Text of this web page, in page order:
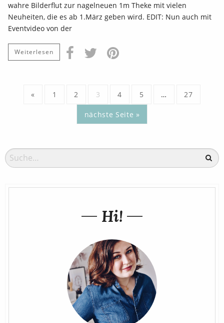
wahre Bilderflut zur nagelneuen 1m Theke mit vielen
Neuheiten, die es ab 1.März geben wird. EDIT: Nun auch mit
Eventvideo von der
Weiterlesen
« 1 2 3 4 5 … 27
nächste Seite »
Hi!